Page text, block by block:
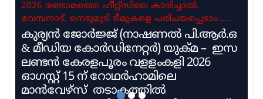
2026 രണ്ടാമത്തെ ഹീറ്റ്സിലെ കാരിച്ചാൽ,
വേമ്പനാട്, നെടുമുടി ടീമുകളെ പരിചയപ്പെടാം……
കുര്യൻ ജോർജ്ജ് (നാഷണൽ പി.ആർ.ഒ
& മീഡിയ കോർഡിനേറ്റർ) യുക്മ – ഇസ
ലണ്ടൻ കേരളപൂരം വളളംകളി 2026
ഓഗസ്റ്റ് 15 ന് റോഥർഹാമിലെ
മാൻവേഴ്സ് തടാകത്തിൽ